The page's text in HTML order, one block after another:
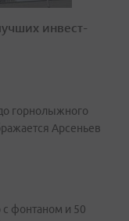
инвест-
горнолыжного
Арсеньев
фонтаном и 50